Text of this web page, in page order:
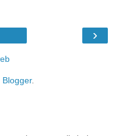
›
Blogger.